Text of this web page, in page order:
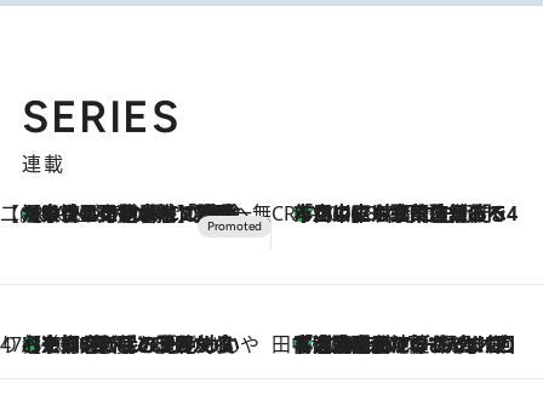
SERIES
連載
【CREA×星野リゾート】唯一無二。癒しと発見が待つ場所へ
2026.8.7
【トンボの足水浴】ヒノキの香りに包まれて涼感マックス！約13℃の湧水かけ流しを避暑地「星野温泉 トンボの湯」で体験 CREA'S CHOICE
2026.8.7
「立川にも歌舞伎があるんだよ」 片岡仁左衛門・市川中車ら豪華座組みで4年目の立川立飛歌舞伎へ
47都道府県の手みやげ ひんやりスイーツで夏を満喫
2026.8.7
【京都府】この夏絶対食べたい 冷やしておいしいおやつ3選 ひと口目から心を掴む新緑のテリーヌ 田中稲の勝手に再ブーム
2026.8.7
「湘南乃風に憧れて」観客大盛上がりの“タオル回し”に、ラッパー顔負けの高速歌唱まで…さだまさし（74）のアグレッシブすぎる現在地